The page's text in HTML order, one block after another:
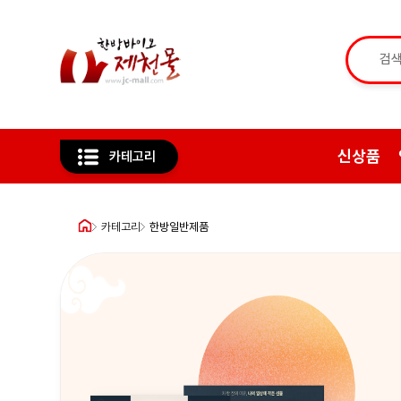
카테고리 신상품
카테고리 한방일반제품